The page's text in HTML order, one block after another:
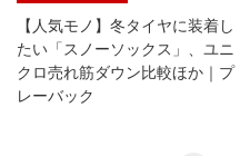
【人気モノ】冬タイヤに装着し
たい「スノーソックス」、ユニ
クロ売れ筋ダウン比較ほか｜プ
レーバック